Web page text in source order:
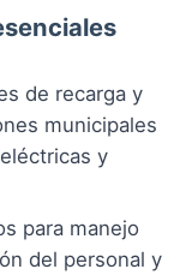
de recarga y
municipales
y
para manejo
del personal y